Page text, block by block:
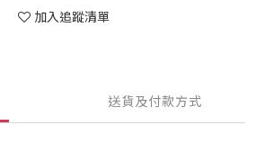
加入追蹤清單
送貨及付款方式